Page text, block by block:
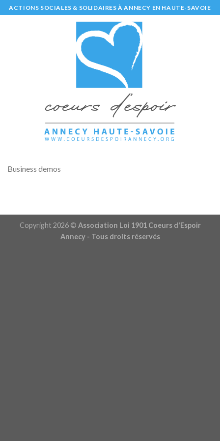
Skip
to
ACTIONS SOCIALES & SOLIDAIRES À ANNECY EN HAUTE-SAVOIE
Business demos
Copyright 2026 © Association Loi 1901 Coeurs d'Espoir
Annecy - Tous droits réservés